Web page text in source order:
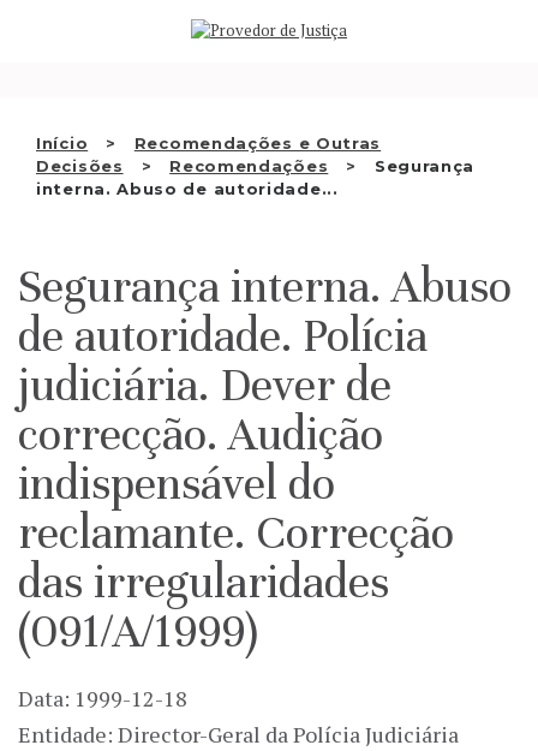
Início
Recomendações e Outras
Decisões
Recomendações
Segurança
interna. Abuso de autoridade...
QUEM SOMOS
RECOMENDAÇÕES E OUTRAS
DECISÕES
APRESENTAR QUEIXA
PT
Segurança interna. Abuso
de autoridade. Polícia
judiciária. Dever de
correcção. Audição
indispensável do
reclamante. Correcção
das irregularidades
(091/A/1999)
Data: 1999-12-18
Entidade: Director-Geral da Polícia Judiciária